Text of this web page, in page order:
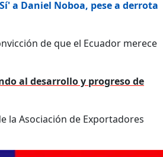
a Daniel Noboa, pese a derrota
de que el Ecuador merece
al desarrollo y progreso de
la Asociación de Exportadores